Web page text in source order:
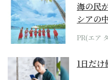
海の民
シアの
らみえ
PR(エア
1日だ